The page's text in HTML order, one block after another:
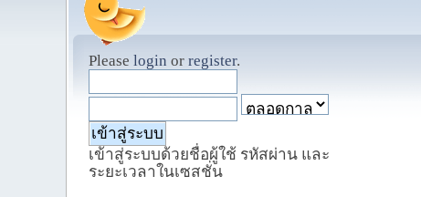
Please login or register.
เข้าสู่ระบบด้วยชื่อผู้ใช้ รหัสผ่าน และ
ระยะเวลาในเซสชั่น